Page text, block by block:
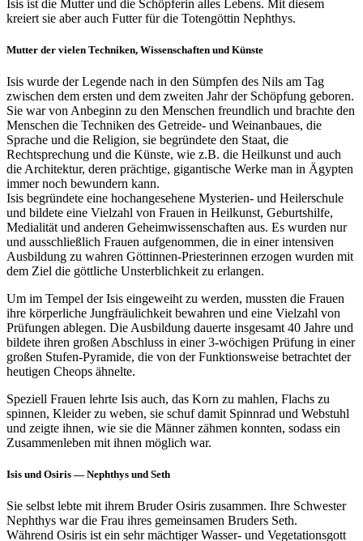
Isis ist die Mutter und die Schöpferin alles Lebens. Mit diesem
kreiert sie aber auch Futter für die Totengöttin Nephthys.
Mutter der vielen Techniken, Wissenschaften und Künste
Isis wurde der Legende nach in den Sümpfen des Nils am Tag
zwischen dem ersten und dem zweiten Jahr der Schöpfung geboren.
Sie war von Anbeginn zu den Menschen freundlich und brachte den
Menschen die Techniken des Getreide- und Weinanbaues, die
Sprache und die Religion, sie begründete den Staat, die
Rechtsprechung und die Künste, wie z.B. die Heilkunst und auch
die Architektur, deren prächtige, gigantische Werke man in Ägypten
immer noch bewundern kann.
Isis begründete eine hochangesehene Mysterien- und Heilerschule
und bildete eine Vielzahl von Frauen in Heilkunst, Geburtshilfe,
Medialität und anderen Geheimwissenschaften aus. Es wurden nur
und ausschließlich Frauen aufgenommen, die in einer intensiven
Ausbildung zu wahren Göttinnen-Priesterinnen erzogen wurden mit
dem Ziel die göttliche Unsterblichkeit zu erlangen.
Um im Tempel der Isis eingeweiht zu werden, mussten die Frauen
ihre körperliche Jungfräulichkeit bewahren und eine Vielzahl von
Prüfungen ablegen. Die Ausbildung dauerte insgesamt 40 Jahre und
bildete ihren großen Abschluss in einer 3-wöchigen Prüfung in einer
großen Stufen-Pyramide, die von der Funktionsweise betrachtet der
heutigen Cheops ähnelte.
Speziell Frauen lehrte Isis auch, das Korn zu mahlen, Flachs zu
spinnen, Kleider zu weben, sie schuf damit Spinnrad und Webstuhl
und zeigte ihnen, wie sie die Männer zähmen konnten, sodass ein
Zusammenleben mit ihnen möglich war.
Isis und Osiris — Nephthys und Seth
Sie selbst lebte mit ihrem Bruder Osiris zusammen. Ihre Schwester
Nephthys war die Frau ihres gemeinsamen Bruders Seth.
Während Osiris ist ein sehr mächtiger Wasser- und Vegetationsgott